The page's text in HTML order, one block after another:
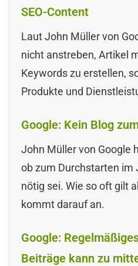
SEO-Content
Laut John Müller von
nicht anstreben, Artikel
Keywords zu erstellen,
Produkte und
Google: Kein Blog
John Müller von Google
ob zum Durchstarten im
nötig sei. Wie so oft gilt
kommt darauf an.
Google:
Beiträge kann zu